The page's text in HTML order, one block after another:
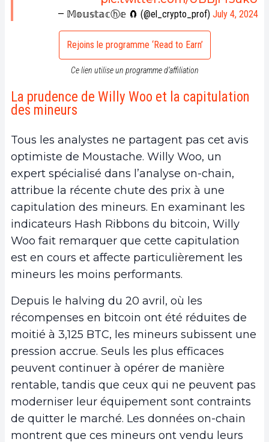
— 𝕄𝕠𝕦𝕤𝕥𝕒𝕔ⓗ𝕖 🧲 (@el_crypto_prof) July 4, 2024
Rejoins le programme ‘Read to Earn’
Ce lien utilise un programme d’affiliation
La prudence de Willy Woo et la capitulation
des mineurs
Tous les analystes ne partagent pas cet avis
optimiste de Moustache. Willy Woo, un
expert spécialisé dans l’analyse on-chain,
attribue la récente chute des prix à une
capitulation des mineurs. En examinant les
indicateurs Hash Ribbons du bitcoin, Willy
Woo fait remarquer que cette capitulation
est en cours et affecte particulièrement les
mineurs les moins performants.
Depuis le halving du 20 avril, où les
récompenses en bitcoin ont été réduites de
moitié à 3,125 BTC, les mineurs subissent une
pression accrue. Seuls les plus efficaces
peuvent continuer à opérer de manière
rentable, tandis que ceux qui ne peuvent pas
moderniser leur équipement sont contraints
de quitter le marché. Les données on-chain
montrent que ces mineurs ont vendu leurs